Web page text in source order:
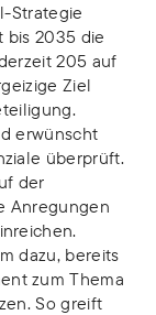
Strategie
bis 2035 die
205 auf
Ziel
erwünscht
überprüft.
der
Anregungen
dazu, bereits
zum Thema
So greift